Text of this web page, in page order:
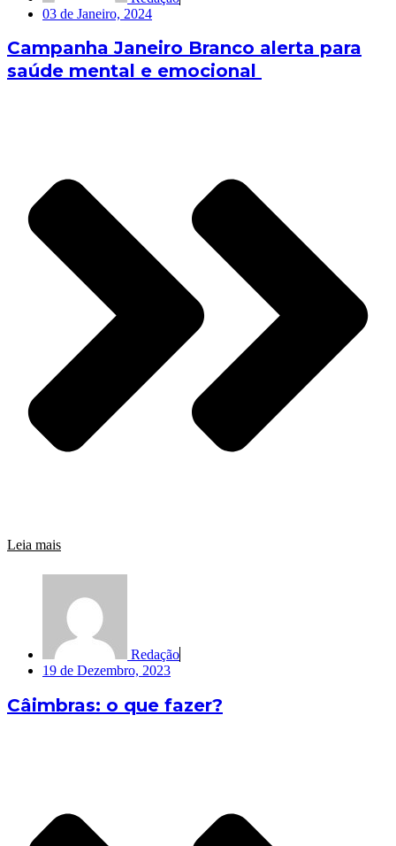
03 de Janeiro, 2024
Campanha Janeiro Branco alerta para
saúde mental e emocional
Leia mais
Redação
19 de Dezembro, 2023
Câimbras: o que fazer?